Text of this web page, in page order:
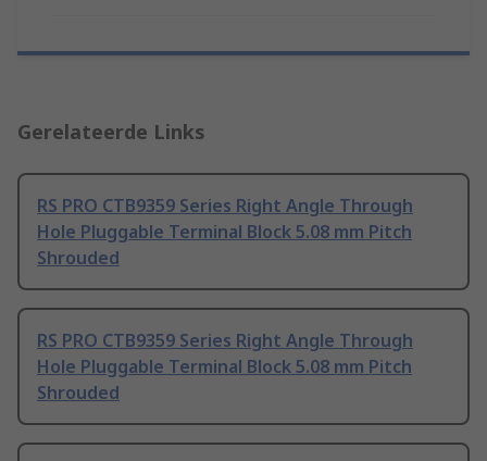
Gerelateerde Links
RS PRO CTB9359 Series Right Angle Through
Hole Pluggable Terminal Block 5.08 mm Pitch
Shrouded
RS PRO CTB9359 Series Right Angle Through
Hole Pluggable Terminal Block 5.08 mm Pitch
Shrouded